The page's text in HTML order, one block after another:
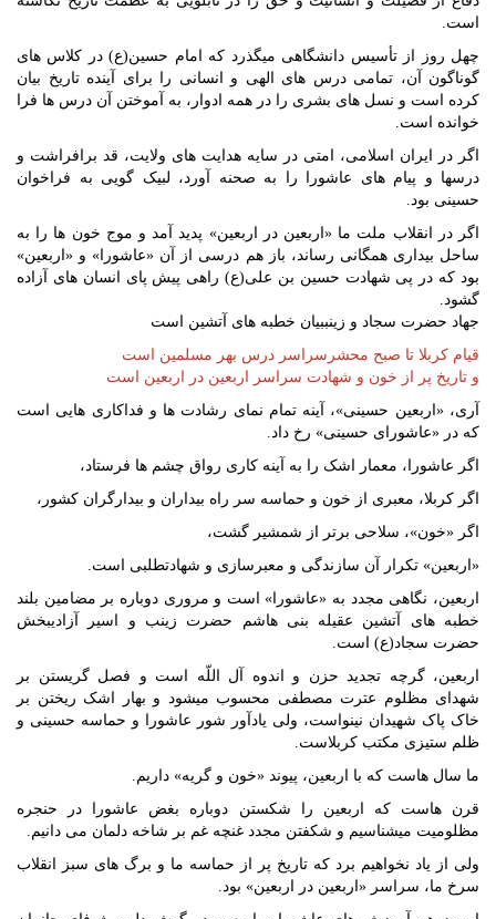
است.
چهل روز از تأسیس دانشگاهی می‏گذرد که امام حسین(ع) در کلاس‏ های
گوناگون آن، تمامی درس ‏های الهی و انسانی را برای آینده تاریخ بیان
کرده است و نسل‏ های بشری را در همه ادوار، به آموختن آن درس‏ ها فرا
خوانده است.
اگر در ایران اسلامی، امتی در سایه هدایت‏ های ولایت، قد برافراشت و
درس‏ها و پیام ‏های عاشورا را به صحنه آورد، لبیک‏ گویی به فراخوان
حسینی بود.
اگر در انقلاب ملت ما «اربعین در اربعین» پدید آمد و موج خون‏ ها را به
ساحل بیداری همگانی رساند، باز هم درسی از آن «عاشورا» و «اربعین»
بود که در پی شهادت حسین بن ‏علی(ع) راهی پیش پای انسان‏ های آزاده
گشود.
جهاد حضرت سجاد و زینببیان خطبه‏ های آتشین است
قیام کربلا تا صبح محشرسراسر درس بهر مسلمین است
و تاریخ پر از خون و شهادت سراسر اربعین در اربعین است
آری، «اربعین حسینی»، آینه تمام نمای رشادت‏ ها و فداکاری ‏هایی است
که در «عاشورای حسینی» رخ داد.
اگر عاشورا، معمار اشک را به آینه‏ کاری رواق چشم ‏ها فرستاد،
اگر کربلا، معبری از خون و حماسه سر راه بیداران و بیدارگران کشور،
اگر «خون»، سلاحی برتر از شمشیر گشت،
«اربعین» تکرار آن سازندگی و معبرسازی و شهادت‏طلبی است.
اربعین، نگاهی مجدد به «عاشورا» است و مروری دوباره بر مضامین بلند
خطبه ‏های آتشین عقیله بنی ‏هاشم حضرت زینب و اسیر آزادی‏بخش
حضرت سجاد(ع) است.
اربعین، گرچه تجدید حزن و اندوه آل ‏اللّه‏ است و فصل گریستن بر
شهدای مظلوم عترت مصطفی محسوب می‏شود و بهار اشک ریختن بر
خاک پاک شهیدان نینواست، ولی یادآور شور عاشورا و حماسه حسینی و
ظلم‏ ستیزی مکتب کربلاست.
ما سال‏ هاست که با اربعین، پیوند «خون و گریه» داریم.
قرن‏ هاست که اربعین را شکستن دوباره بغض عاشورا در حنجره
مظلومیت می‏شناسیم و شکفتن مجدد غنچه غم بر شاخه دل‏مان می‏ دانیم.
ولی از یاد نخواهیم برد که تاریخ پر از حماسه ما و برگ‏ های سبز انقلاب
سرخ ما، سراسر «اربعین در اربعین» بود.